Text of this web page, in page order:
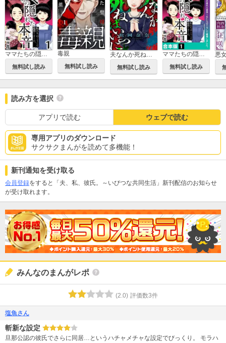
無料試し読み
毒親
無料試し読み
夫なんか死ねばいいのに
無料試し読み 無料試し読み
読み方を選択
アプリで読む ウェブで読む
専用アプリのダウンロード
サクサクまんがを読めて多機能！
新刊通知を受け取る
会員登録をすると「夫、私、彼氏。～いびつな共同生活」新刊配信のお知らせ
が受け取れます。
みんなのまんがレポ
(2.0) 評価数3件
塩魚さん
斬新な設定
旦那公認の彼氏でさらに同居…というハチャメチャな設定でびっくり。 モラハ